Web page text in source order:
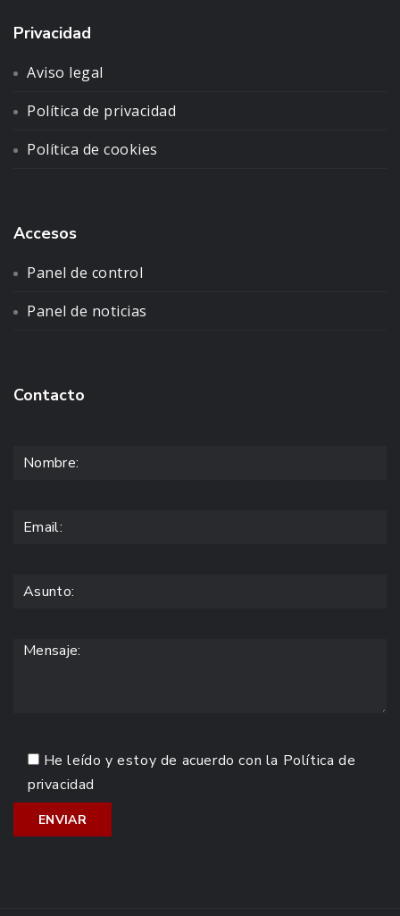
Privacidad
Aviso legal
Política de privacidad
Política de cookies
Accesos
Panel de control
Panel de noticias
Contacto
He leído y estoy de acuerdo con la Política de
privacidad